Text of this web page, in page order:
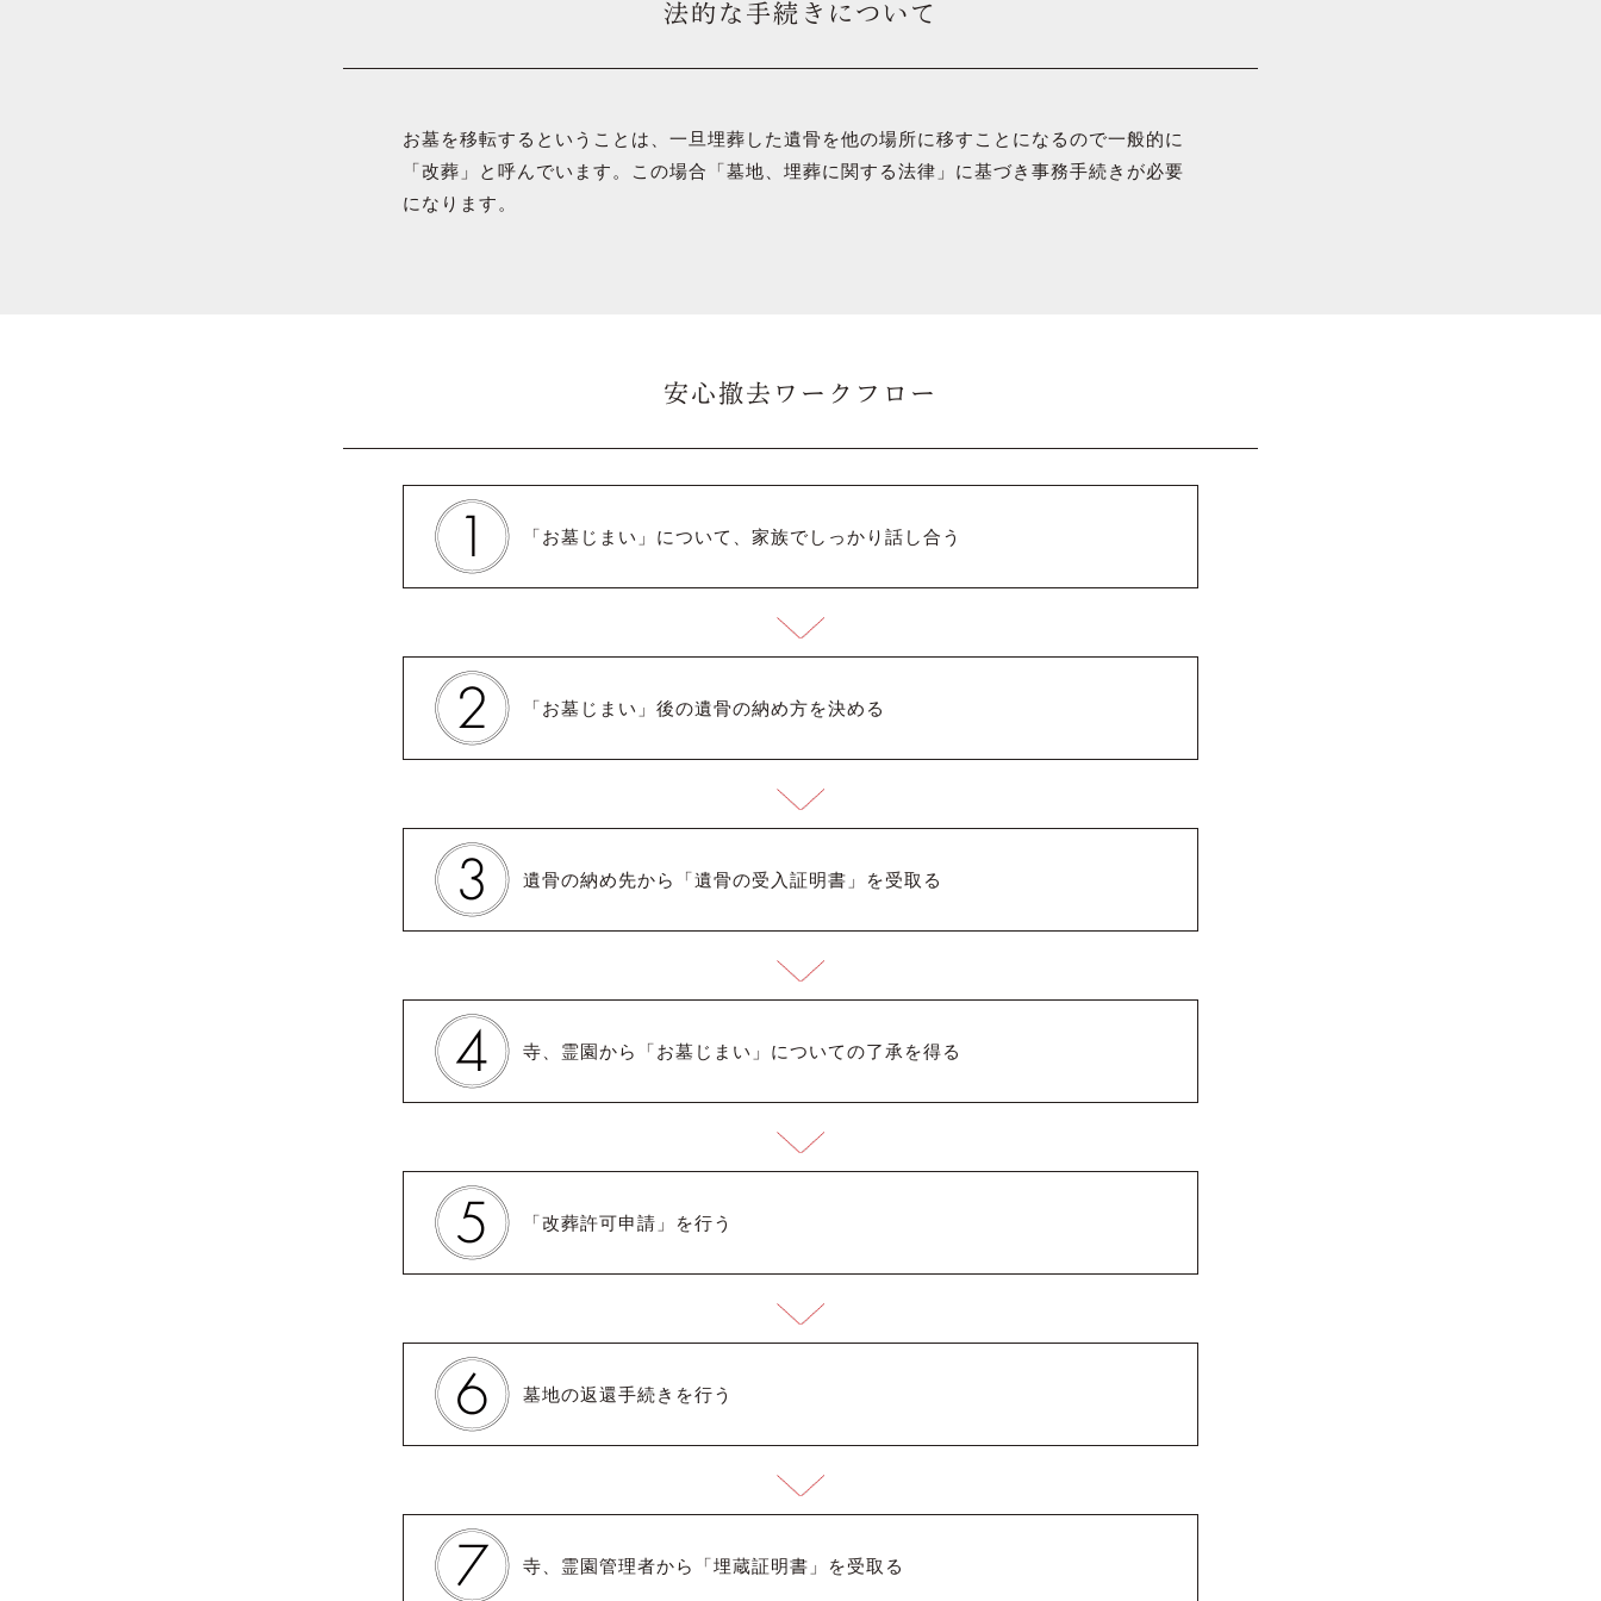
法的な手続きについて
お墓を移転するということは、一旦埋葬した遺骨を他の場所に移すことになるので一般的に
「改葬」と呼んでいます。この場合「墓地、埋葬に関する法律」に基づき事務手続きが必要
になります。
安心撤去ワークフロー
「お墓じまい」について、家族でしっかり話し合う
「お墓じまい」後の遺骨の納め方を決める
遺骨の納め先から「遺骨の受入証明書」を受取る
寺、霊園から「お墓じまい」についての了承を得る
「改葬許可申請」を行う
墓地の返還手続きを行う
寺、霊園管理者から「埋蔵証明書」を受取る